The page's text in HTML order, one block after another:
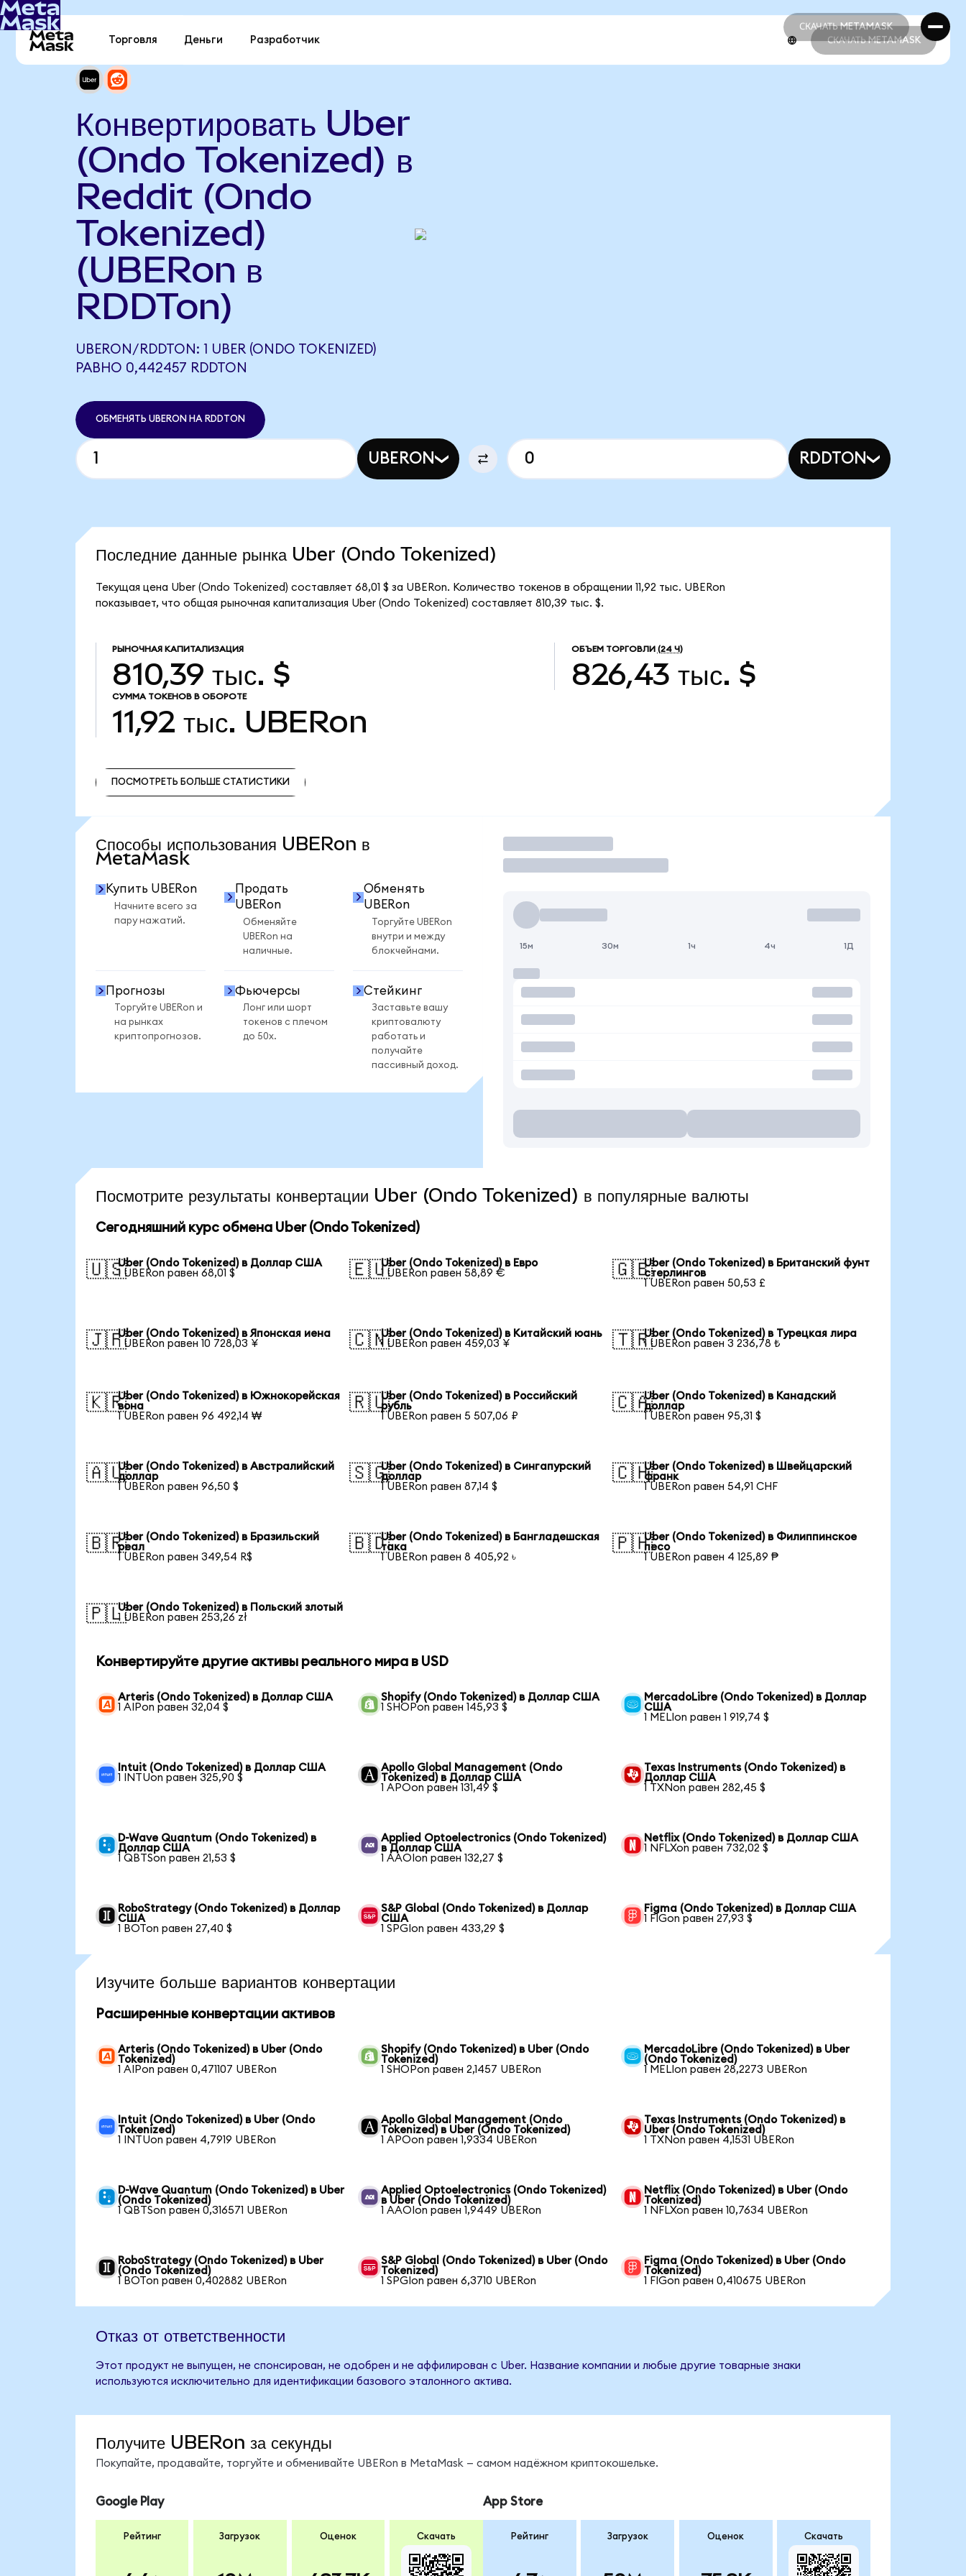
СКАЧАТЬ METAMASK
СКАЧАТЬ METAMASK
Торговля Деньги Разработчик СКАЧАТЬ METAMASK
Конвертировать Uber
(Ondo Tokenized) в
Reddit (Ondo
Tokenized)
(UBERon в
RDDTon)
UBERON/RDDTON: 1 UBER (ONDO TOKENIZED)
РАВНО 0,442457 RDDTON
ОБМЕНЯТЬ UBERON НА RDDTON
UBERON RDDTON
Последние данные рынка Uber (Ondo Tokenized)
Текущая цена Uber (Ondo Tokenized) составляет 68,01 $ за UBERon. Количество токенов в обращении 11,92 тыс. UBERon
показывает, что общая рыночная капитализация Uber (Ondo Tokenized) составляет 810,39 тыс. $.
РЫНОЧНАЯ КАПИТАЛИЗАЦИЯ
810,39 тыс. $
ОБЪЕМ ТОРГОВЛИ (24 Ч)
826,43 тыс. $
СУММА ТОКЕНОВ В ОБОРОТЕ
11,92 тыс. UBERon
ПОСМОТРЕТЬ БОЛЬШЕ СТАТИСТИКИ
Способы использования UBERon в
MetaMask
Купить UBERon
Начните всего за
пару нажатий.
Продать
UBERon
Обменяйте
UBERon на
наличные.
Обменять
UBERon
Торгуйте UBERon
внутри и между
блокчейнами.
Прогнозы
Торгуйте UBERon и
на рынках
криптопрогнозов.
Фьючерсы
Лонг или шорт
токенов с плечом
до 50x.
Стейкинг
Заставьте вашу
криптовалюту
работать и
получайте
пассивный доход.
Торговать
15м 30м 1ч 4ч 1Д
Посмотрите результаты конвертации Uber (Ondo Tokenized) в популярные валюты
Сегодняшний курс обмена Uber (Ondo Tokenized)
🇺🇸Uber (Ondo Tokenized) в Доллар США
1 UBERon равен 68,01 $
🇪🇺Uber (Ondo Tokenized) в Евро
1 UBERon равен 58,89 €
🇬🇧Uber (Ondo Tokenized) в Британский фунт
стерлингов
1 UBERon равен 50,53 £
🇯🇵Uber (Ondo Tokenized) в Японская иена
1 UBERon равен 10 728,03 ¥
🇨🇳Uber (Ondo Tokenized) в Китайский юань
1 UBERon равен 459,03 ¥
🇹🇷Uber (Ondo Tokenized) в Турецкая лира
1 UBERon равен 3 236,78 ₺
🇰🇷Uber (Ondo Tokenized) в Южнокорейская
вона
1 UBERon равен 96 492,14 ₩
🇷🇺Uber (Ondo Tokenized) в Российский
рубль
1 UBERon равен 5 507,06 ₽
🇨🇦Uber (Ondo Tokenized) в Канадский
доллар
1 UBERon равен 95,31 $
🇦🇺Uber (Ondo Tokenized) в Австралийский
доллар
1 UBERon равен 96,50 $
🇸🇬Uber (Ondo Tokenized) в Сингапурский
доллар
1 UBERon равен 87,14 $
🇨🇭Uber (Ondo Tokenized) в Швейцарский
франк
1 UBERon равен 54,91 CHF
🇧🇷Uber (Ondo Tokenized) в Бразильский
реал
1 UBERon равен 349,54 R$
🇧🇩Uber (Ondo Tokenized) в Бангладешская
така
1 UBERon равен 8 405,92 ৳
🇵🇭Uber (Ondo Tokenized) в Филиппинское
песо
1 UBERon равен 4 125,89 ₱
🇵🇱Uber (Ondo Tokenized) в Польский злотый
1 UBERon равен 253,26 zł
Конвертируйте другие активы реального мира в USD
Arteris (Ondo Tokenized) в Доллар США
1 AIPon равен 32,04 $
Shopify (Ondo Tokenized) в Доллар США
1 SHOPon равен 145,93 $
MercadoLibre (Ondo Tokenized) в Доллар
США
1 MELIon равен 1 919,74 $
Intuit (Ondo Tokenized) в Доллар США
1 INTUon равен 325,90 $
Apollo Global Management (Ondo
Tokenized) в Доллар США
1 APOon равен 131,49 $
Texas Instruments (Ondo Tokenized) в
Доллар США
1 TXNon равен 282,45 $
D-Wave Quantum (Ondo Tokenized) в
Доллар США
1 QBTSon равен 21,53 $
Applied Optoelectronics (Ondo Tokenized)
в Доллар США
1 AAOIon равен 132,27 $
Netflix (Ondo Tokenized) в Доллар США
1 NFLXon равен 732,02 $
RoboStrategy (Ondo Tokenized) в Доллар
США
1 BOTon равен 27,40 $
S&P Global (Ondo Tokenized) в Доллар
США
1 SPGIon равен 433,29 $
Figma (Ondo Tokenized) в Доллар США
1 FIGon равен 27,93 $
Изучите больше вариантов конвертации
Расширенные конвертации активов
Arteris (Ondo Tokenized) в Uber (Ondo
Tokenized)
1 AIPon равен 0,471107 UBERon
Shopify (Ondo Tokenized) в Uber (Ondo
Tokenized)
1 SHOPon равен 2,1457 UBERon
MercadoLibre (Ondo Tokenized) в Uber
(Ondo Tokenized)
1 MELIon равен 28,2273 UBERon
Intuit (Ondo Tokenized) в Uber (Ondo
Tokenized)
1 INTUon равен 4,7919 UBERon
Apollo Global Management (Ondo
Tokenized) в Uber (Ondo Tokenized)
1 APOon равен 1,9334 UBERon
Texas Instruments (Ondo Tokenized) в
Uber (Ondo Tokenized)
1 TXNon равен 4,1531 UBERon
D-Wave Quantum (Ondo Tokenized) в Uber
(Ondo Tokenized)
1 QBTSon равен 0,316571 UBERon
Applied Optoelectronics (Ondo Tokenized)
в Uber (Ondo Tokenized)
1 AAOIon равен 1,9449 UBERon
Netflix (Ondo Tokenized) в Uber (Ondo
Tokenized)
1 NFLXon равен 10,7634 UBERon
RoboStrategy (Ondo Tokenized) в Uber
(Ondo Tokenized)
1 BOTon равен 0,402882 UBERon
S&P Global (Ondo Tokenized) в Uber (Ondo
Tokenized)
1 SPGIon равен 6,3710 UBERon
Figma (Ondo Tokenized) в Uber (Ondo
Tokenized)
1 FIGon равен 0,410675 UBERon
Отказ от ответственности
Этот продукт не выпущен, не спонсирован, не одобрен и не аффилирован с Uber. Название компании и любые другие товарные знаки
используются исключительно для идентификации базового эталонного актива.
Получите UBERon за секунды
Покупайте, продавайте, торгуйте и обменивайте UBERon в MetaMask — самом надёжном криптокошельке.
Google Play
Рейтинг Загрузок Оценок Скачать
App Store
Рейтинг Загрузок Оценок Скачать